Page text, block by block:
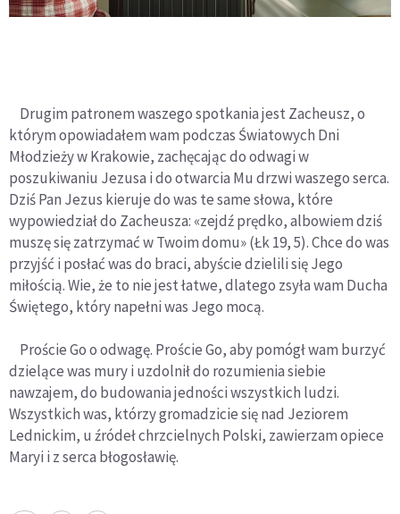
Drugim patronem waszego spotkania jest Zacheusz, o
którym opowiadałem wam podczas Światowych Dni
Młodzieży w Krakowie, zachęcając do odwagi w
poszukiwaniu Jezusa i do otwarcia Mu drzwi waszego serca.
Dziś Pan Jezus kieruje do was te same słowa, które
wypowiedział do Zacheusza: «zejdź prędko, albowiem dziś
muszę się zatrzymać w Twoim domu» (Łk 19, 5). Chce do was
przyjść i posłać was do braci, abyście dzielili się Jego
miłością. Wie, że to nie jest łatwe, dlatego zsyła wam Ducha
Świętego, który napełni was Jego mocą.
Proście Go o odwagę. Proście Go, aby pomógł wam burzyć
dzielące was mury i uzdolnił do rozumienia siebie
nawzajem, do budowania jedności wszystkich ludzi.
Wszystkich was, którzy gromadzicie się nad Jeziorem
Lednickim, u źródeł chrzcielnych Polski, zawierzam opiece
Maryi i z serca błogosławię.